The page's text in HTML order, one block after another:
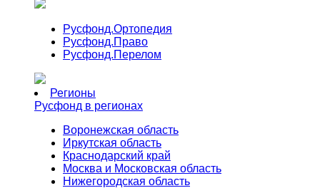
Русфонд.Ортопедия
Русфонд.Право
Русфонд.Перелом
Регионы
Русфонд в регионах
Воронежская область
Иркутская область
Краснодарский край
Москва и Московская область
Нижегородская область